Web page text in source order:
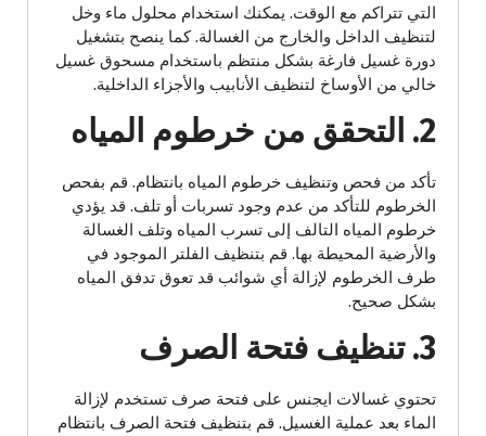
التي تتراكم مع الوقت. يمكنك استخدام محلول ماء وخل
لتنظيف الداخل والخارج من الغسالة. كما ينصح بتشغيل
دورة غسيل فارغة بشكل منتظم باستخدام مسحوق غسيل
خالي من الأوساخ لتنظيف الأنابيب والأجزاء الداخلية.
2. التحقق من خرطوم المياه
تأكد من فحص وتنظيف خرطوم المياه بانتظام. قم بفحص
الخرطوم للتأكد من عدم وجود تسربات أو تلف. قد يؤدي
خرطوم المياه التالف إلى تسرب المياه وتلف الغسالة
والأرضية المحيطة بها. قم بتنظيف الفلتر الموجود في
طرف الخرطوم لإزالة أي شوائب قد تعوق تدفق المياه
بشكل صحيح.
3. تنظيف فتحة الصرف
تحتوي غسالات ايجنس على فتحة صرف تستخدم لإزالة
الماء بعد عملية الغسيل. قم بتنظيف فتحة الصرف بانتظام